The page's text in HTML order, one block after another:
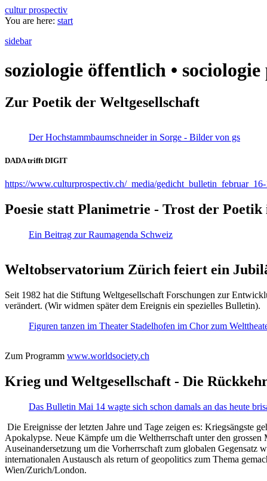
cultur prospectiv
You are here: start
sidebar
soziologie öffentlich •
Zur Poetik der Weltgesellschaft
Der Hochstammbaumschneider in Sorge - Bilder von gs
DADA trifft DIGIT
https://www.culturprospectiv.ch/_media/
Poesie statt Planimetrie - Trost der
Ein Beitrag zur Raumagenda Schweiz
Weltobservatorium Zürich feiert ein
Seit 1982 hat die Stiftung Weltgesellschaft Forschungen zur
verändert. (Wir widmen später dem Ereignis ein spezielles Bulletin).
Figuren tanzen im Theater Stadelhofen im Chor zum
Zum Programm www.worldsociety.ch
Krieg und Weltgesellschaft - Die
Das Bulletin Mai 14 wagte sich schon damals an das heute
Die Ereignisse der letzten Jahre und Tage zeigen es: Kriegsängste
Apokalypse. Neue Kämpfe um die Weltherrschaft unter den
Auseinandersetzung um die Vorherrschaft zum globalen
internationalen Austausch als return of geopolitics zum Thema
Wien/Zurich/London.